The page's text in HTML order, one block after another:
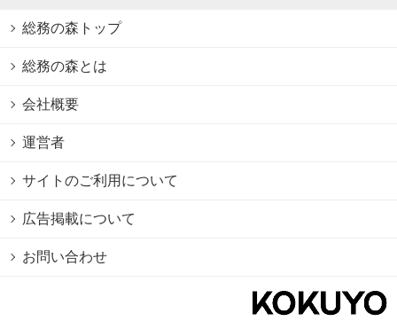
総務の森トップ
総務の森とは
会社概要
運営者
サイトのご利用について
広告掲載について
お問い合わせ